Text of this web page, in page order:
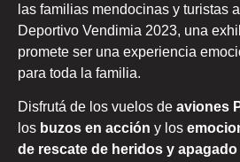
las familias mendocinas y turistas
Deportivo Vendimia 2023, una
promete ser una experiencia
para toda la familia.
Disfrutá de los vuelos de aviones
los buzos en acción y los
de rescate de heridos y